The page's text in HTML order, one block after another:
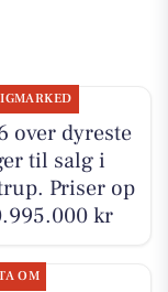
over dyreste
til salg i
Priser op
kr
OM